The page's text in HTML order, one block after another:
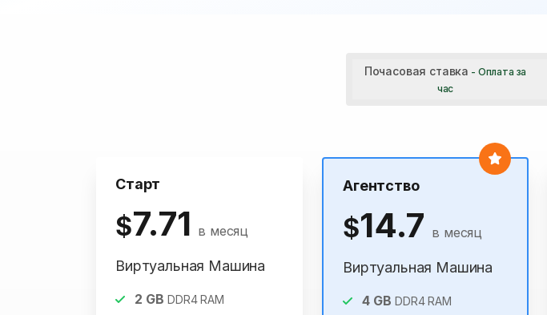
Почасовая ставка - Оплата за
час
Старт
$7.71 в месяц
Виртуальная Машина
2 GB DDR4 RAM
Агентство
$14.7 в месяц
Виртуальная Машина
4GB DDR4 RAM